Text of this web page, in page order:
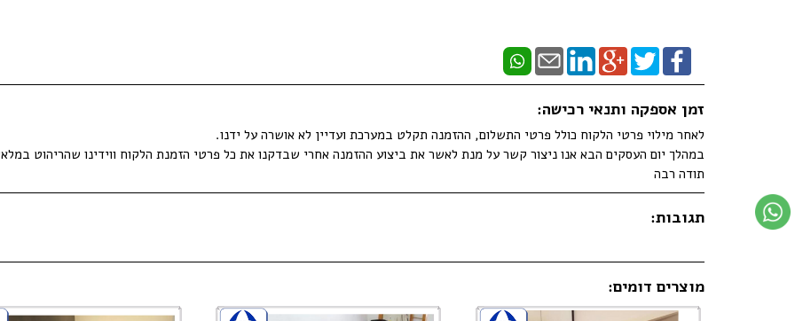
זמן אספקה ותנאי רכישה:
לאחר מילוי פרטי הלקוח כולל פרטי התשלום, ההזמנה תקלט במערכת ועדיין לא אושרה על ידנו.
במהלך יום העסקים הבא אנו ניצור קשר על מנת לאשר את ביצוע ההזמנה אחרי שבדקנו את כל פרטי הזמנת הלקוח ווידינו שהריהוט
תודה רבה
תגובות:
מוצרים דומים: